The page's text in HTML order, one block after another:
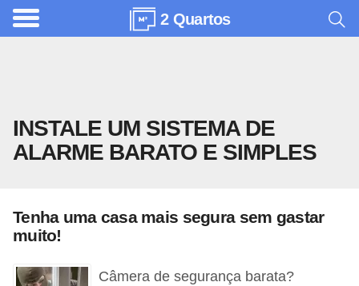
2 Quartos
INSTALE UM SISTEMA DE
ALARME BARATO E SIMPLES
Tenha uma casa mais segura sem gastar
muito!
Câmera de segurança barata?
A
i
t
u
a